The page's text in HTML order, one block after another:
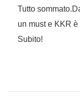
Tutto
un must e KKR
Subito!